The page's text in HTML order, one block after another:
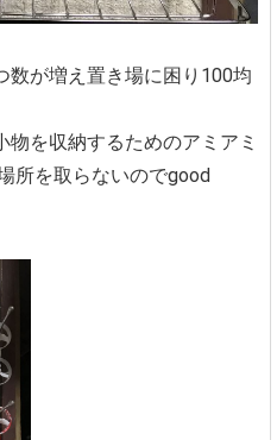
数が増え置き場に困り100均
物を収納するためのアミアミ
所を取らないのでgood